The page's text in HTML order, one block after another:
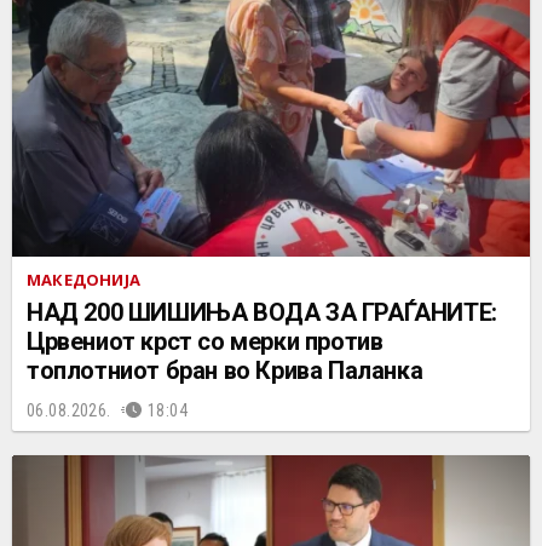
МАКЕДОНИЈА
НАД 200 ШИШИЊА ВОДА ЗА ГРАЃАНИТЕ:
Црвениот крст со мерки против
топлотниот бран во Крива Паланка
06.08.2026. 18:04